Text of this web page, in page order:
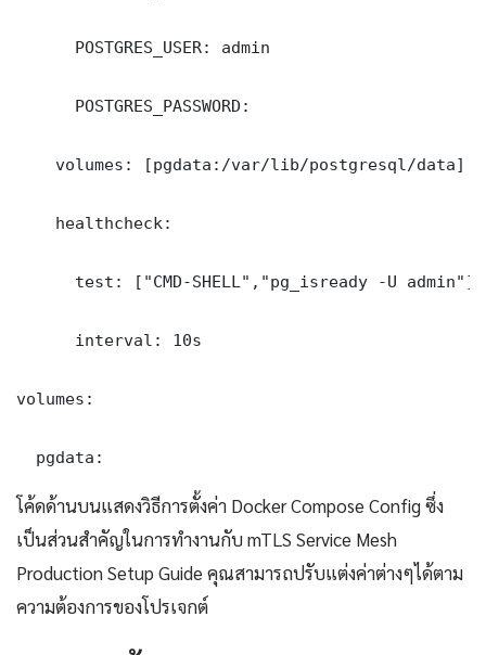
      POSTGRES_USER: admin
      POSTGRES_PASSWORD:
    volumes: [pgdata:/var/lib/postgresql/data]
    healthcheck:
      test: ["CMD-SHELL","pg_isready -U admin"]
      interval: 10s
volumes:
  pgdata:
โค้ดด้านบนแสดงวิธีการตั้งค่า Docker Compose Config ซึ่ง
เป็นส่วนสำคัญในการทำงานกับ mTLS Service Mesh
Production Setup Guide คุณสามารถปรับแต่งค่าต่างๆได้ตาม
ความต้องการของโปรเจกต์